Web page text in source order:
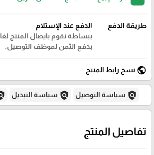
طريقة الدفع
الدفع عند الإستلام
ببساطة نقوم بايصال المنتج
بدفع الثمن لموظف التوصيل.
public نسخ رابط المنتج
policy سياسة التوصيل policy سياسة التبديل
تفاصيل المنتج